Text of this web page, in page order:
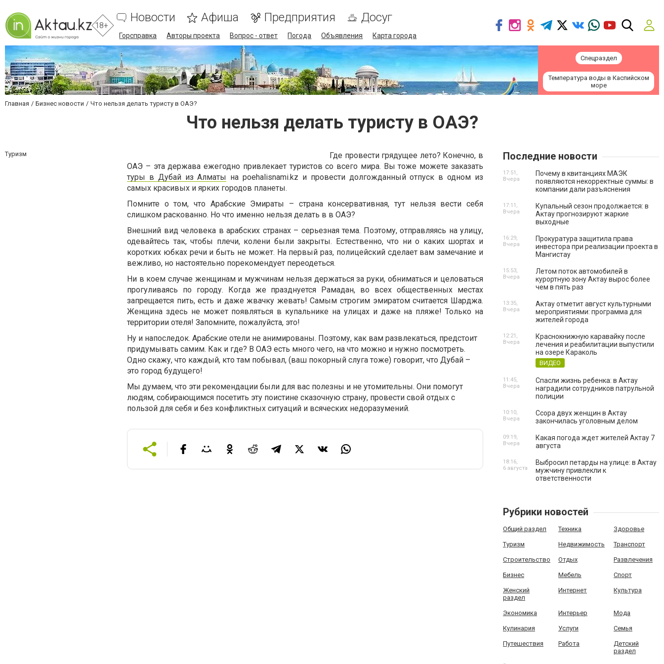
18+
Новости Афиша Предприятия Досуг
Горсправка Авторы проекта Вопрос - ответ Погода Объявления Карта города
Спецраздел
Температура воды в Каспийском
море
Главная Бизнес новости Что нельзя делать туристу в ОАЭ?
Что нельзя делать туристу в ОАЭ?
Туризм
Где провести грядущее лето? Конечно, в
ОАЭ – эта держава ежегодно привлекает туристов со всего мира. Вы тоже можете заказать
туры в Дубай из Алматы на poehalisnami.kz и провести долгожданный отпуск в одном из
самых красивых и ярких городов планеты.
Помните о том, что Арабские Эмираты – страна консервативная, тут нельзя вести себя
слишком раскованно. Но что именно нельзя делать в в ОАЭ?
Внешний вид человека в арабских странах – серьезная тема. Поэтому, отправляясь на улицу,
одевайтесь так, чтобы плечи, колени были закрыты. Естественно, что ни о каких шортах и
коротких юбках речи и быть не может. На первый раз, полицейский сделает вам замечание и
вежливо, но настоятельно порекомендует переодеться.
Ни в коем случае женщинам и мужчинам нельзя держаться за руки, обниматься и целоваться
прогуливаясь по городу. Когда же празднуется Рамадан, во всех общественных местах
запрещается пить, есть и даже жвачку жевать! Самым строгим эмиратом считается Шарджа.
Женщина здесь не может появляться в купальнике на улицах и даже на пляже! Только на
территории отеля! Запомните, пожалуйста, это!
Ну и напоследок. Арабские отели не анимированы. Поэтому, как вам развлекаться, предстоит
придумывать самим. Как и где? В ОАЭ есть много чего, на что можно и нужно посмотреть.
Одно скажу, что каждый, кто там побывал, (ваш покорный слуга тоже) говорит, что Дубай –
это город будущего!
Мы думаем, что эти рекомендации были для вас полезны и не утомительны. Они помогут
людям, собирающимся посетить эту поистине сказочную страну, провести свой отдых с
пользой для себя и без конфликтных ситуаций и всяческих недоразумений.
Последние новости
Почему в квитанциях МАЭК
появляются некорректные суммы: в
компании дали разъяснения
17:51,
Вчера
Купальный сезон продолжается: в
Актау прогнозируют жаркие
выходные
17:11,
Вчера
Прокуратура защитила права
инвестора при реализации проекта в
Мангистау
16:29,
Вчера
Летом поток автомобилей в
курортную зону Актау вырос более
чем в пять раз
15:53,
Вчера
Актау отметит август культурными
мероприятиями: программа для
жителей города
13:35,
Вчера
Краснокнижную каравайку после
лечения и реабилитации выпустили
на озере Караколь
ВИДЕО
12:21,
Вчера
Спасли жизнь ребенка: в Актау
наградили сотрудников патрульной
полиции
11:45,
Вчера
Ссора двух женщин в Актау
закончилась уголовным делом
10:10,
Вчера
Какая погода ждет жителей Актау 7
августа
09:19,
Вчера
Выбросил петарды на улице: в Актау
мужчину привлекли к
ответственности
18:16,
6 августа
Рубрики новостей
Общий раздел Техника Здоровье
Туризм Недвижимость Транспорт
Строительство Отдых Развлечения
Бизнес Мебель Спорт
Женский
раздел
Интернет Культура
Экономика Интерьер Мода
Кулинария Услуги Семья
Путешествия Работа
Детский
раздел